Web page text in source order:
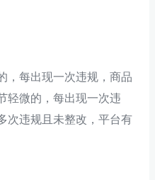
，每出现一次违规，商品
轻微的，每出现一次违
次违规且未整改，平台有